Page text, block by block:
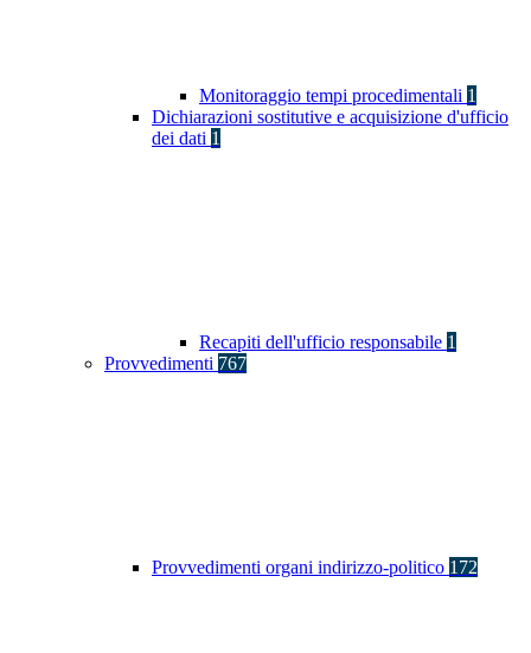
Monitoraggio tempi procedimentali 1
Dichiarazioni sostitutive e acquisizione d'ufficio
dei dati 1
Recapiti dell'ufficio responsabile 1
Provvedimenti 767
Provvedimenti organi indirizzo-politico 172